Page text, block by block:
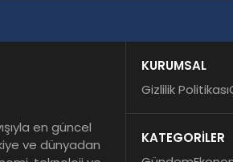
en güncel
ve dünyadan
KURUMSAL
Gizlilik Politikası
KATEGORİLER